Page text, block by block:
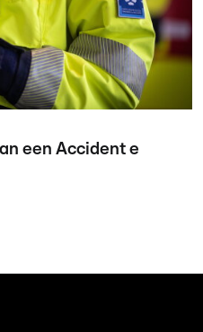
een Accident e